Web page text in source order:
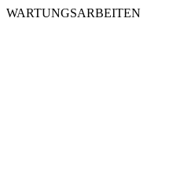
WARTUNGSARBEITEN